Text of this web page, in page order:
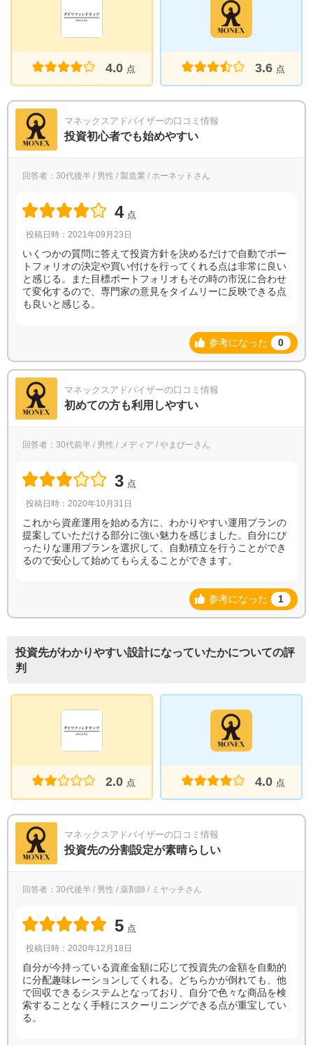
4.0 点 3.6 点
マネックスアドバイザーの口コミ情報
投資初心者でも始めやすい
回答者：30代後半 / 男性 / 製造業 / ホーネットさん
4 点
投稿日時：2021年09月23日
いくつかの質問に答えて投資方針を決めるだけで自動でポー
トフォリオの決定や買い付けを行ってくれる点は非常に良い
と感じる。また目標ポートフォリオもその時の市況に合わせ
て変化するので、専門家の意見をタイムリーに反映できる点
も良いと感じる。
参考になった 0
マネックスアドバイザーの口コミ情報
初めての方も利用しやすい
回答者：30代前半 / 男性 / メディア / やまぴーさん
3 点
投稿日時：2020年10月31日
これから資産運用を始める方に、わかりやすい運用プランの
提案していただける部分に強い魅力を感じました。自分にぴ
ったりな運用プランを選択して、自動積立を行うことができ
るので安心して始めてもらえることができます。
参考になった 1
投資先がわかりやすい設計になっていたかについての評
判
2.0 点 4.0 点
マネックスアドバイザーの口コミ情報
投資先の分割設定が素晴らしい
回答者：30代後半 / 男性 / 薬剤師 / ミヤッチさん
5 点
投稿日時：2020年12月18日
自分が今持っている資産金額に応じて投資先の金額を自動的
に分配趣味レーションしてくれる。どちらかが倒れても、他
で回収できるシステムとなっており、自分で色々な商品を検
索することなく手軽にスクーリニングできる点が重宝してい
る。